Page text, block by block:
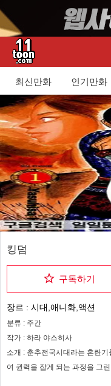
최신만화 인기만화
킹덤
구독하기
장르 : 시대,애니화,액션
분류 : 주간
작가 : 하라 야스히사
소개 : 춘추전국시대라는 혼란
여 권력을 잡게 되는 과정을 그